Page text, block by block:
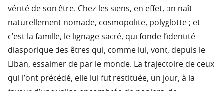
vérité de son être. Chez les siens, en effet, on naît
naturellement nomade, cosmopolite, polyglotte ; et
c’est la famille, le lignage sacré, qui fonde l’identité
diasporique des êtres qui, comme lui, vont, depuis le
Liban, essaimer de par le monde. La trajectoire de ceux
qui l’ont précédé, elle lui fut restituée, un jour, à la